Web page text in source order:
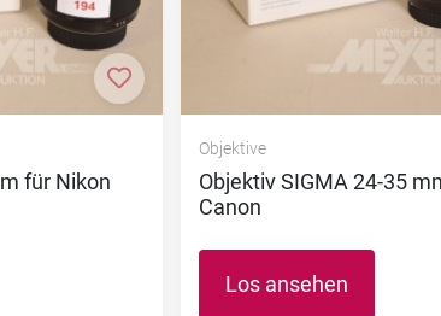
Zur Merkliste hinzufügen
für Nikon
Objektive
Objektiv SIGMA 24-35
Canon
Los ansehen